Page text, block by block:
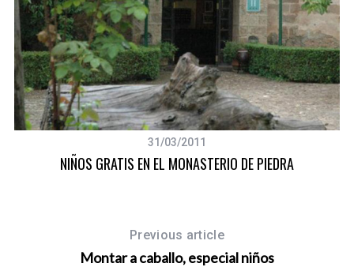
31/03/2011
NIÑOS GRATIS EN EL MONASTERIO DE PIEDRA
Previous article
Montar a caballo, especial niños